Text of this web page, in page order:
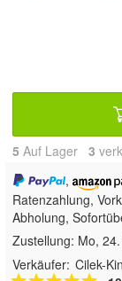
5 Auf Lager 3
,
Ratenzahlung,
Abholung,
Zustellung: Mo,
Verkäufer: Cilek-